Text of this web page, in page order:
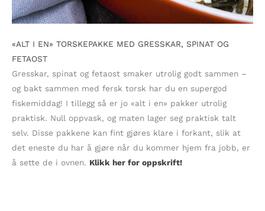
«ALT I EN» TORSKEPAKKE MED GRESSKAR, SPINAT OG
FETAOST
Gresskar, spinat og fetaost smaker utrolig godt sammen –
og bakt sammen med fersk torsk har du en supergod
fiskemiddag! I tillegg så er jo «alt i en» pakker utrolig
praktisk. Null oppvask, og maten lager seg praktisk talt
selv. Disse pakkene kan fint gjøres klare i forkant, slik at
det eneste du har å gjøre når du kommer hjem fra jobb, er
å sette de i ovnen. Klikk her for oppskrift!